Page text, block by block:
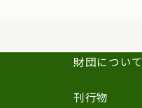
財団について
刊行物